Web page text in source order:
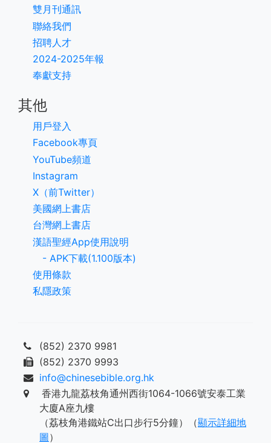
雙月刊通訊
聯絡我們
招聘人才
2024-2025年報
奉獻支持
其他
用戶登入
Facebook專頁
YouTube頻道
Instagram
X（前Twitter）
美國網上書店
台灣網上書店
漢語聖經App使用說明
- APK下載(1.100版本)
使用條款
私隱政策
(852) 2370 9981
(852) 2370 9993
info@chinesebible.org.hk
香港九龍荔枝角通州西街1064-1066號安泰工業
大廈A座九樓
（荔枝角港鐵站C出口步行5分鐘）（顯示詳細地
圖）